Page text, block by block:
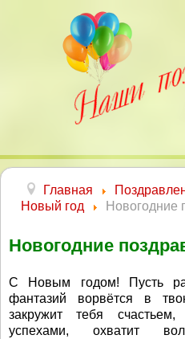
Главная
Новый год
Новогодние
Новогодние
С Новым годом! Пусть
фантазий ворвётся в
закружит тебя
успехами, охватит